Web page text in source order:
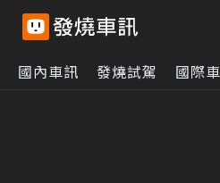
國內車訊 發燒試駕 國際